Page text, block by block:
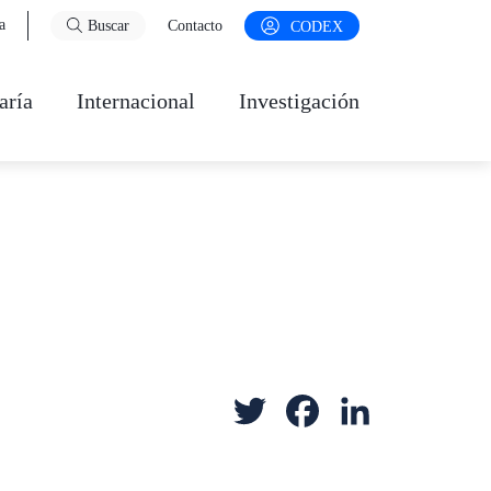
Buscar Contacto CODEX
Internacional Investigación